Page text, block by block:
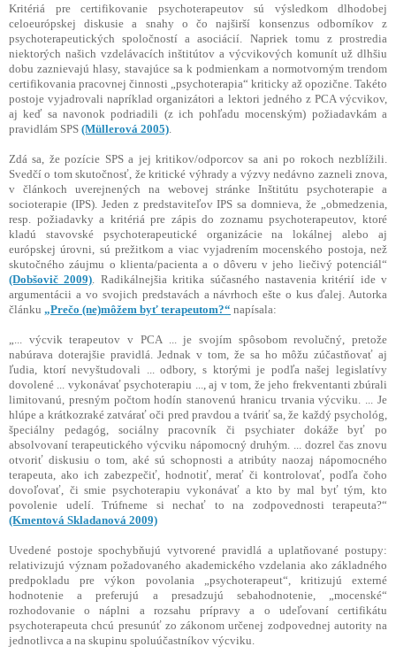
Kritériá pre certifikovanie psychoterapeutov sú výsledkom dlhodobej
celoeurópskej diskusie a snahy o čo najširší konsenzus odborníkov z
psychoterapeutických spoločností a asociácií. Napriek tomu z prostredia
niektorých našich vzdelávacích inštitútov a výcvikových komunít už dlhšiu
dobu zaznievajú hlasy, stavajúce sa k podmienkam a normotvorným trendom
certifikovania pracovnej činnosti „psychoterapia“ kriticky až opozične. Takéto
postoje vyjadrovali napríklad organizátori a lektori jedného z PCA výcvikov,
aj keď sa navonok podriadili (z ich pohľadu mocenským) požiadavkám a
pravidlám SPS (Müllerová 2005)
Zdá sa, že pozície SPS a jej kritikov/odporcov sa ani po rokoch nezblížili.
Svedčí o tom skutočnosť, že kritické výhrady a výzvy nedávno zazneli znova,
v článkoch uverejnených na webovej stránke Inštitútu psychoterapie a
socioterapie (IPS). Jeden z predstaviteľov IPS sa domnieva, že „obmedzenia,
resp. požiadavky a kritériá pre zápis do zoznamu psychoterapeutov, ktoré
kladú stavovské psychoterapeutické organizácie na lokálnej alebo aj
európskej úrovni, sú prežitkom a viac vyjadrením mocenského postoja, než
skutočného záujmu o klienta/pacienta a o dôveru v jeho liečivý potenciál“
(Dobšovič 2009) . Radikálnejšia kritika súčasného nastavenia kritérií ide v
argumentácii a vo svojich predstavách a návrhoch ešte o kus ďalej. Autorka
článku „Prečo (ne)môžem byť terapeutom?“ napísala:
„... výcvik terapeutov v PCA ... je svojím spôsobom revolučný, pretože
nabúrava doterajšie pravidlá. Jednak v tom, že sa ho môžu zúčastňovať aj
ľudia, ktorí nevyštudovali ... odbory, s ktorými je podľa našej legislatívy
dovolené ... vykonávať psychoterapiu ..., aj v tom, že jeho frekventanti zbúrali
limitovanú, presným počtom hodín stanovenú hranicu trvania výcviku. ... Je
hlúpe a krátkozraké zatvárať oči pred pravdou a tváriť sa, že každý psychológ,
špeciálny pedagóg, sociálny pracovník či psychiater dokáže byť po
absolvovaní terapeutického výcviku nápomocný druhým. ... dozrel čas znovu
otvoriť diskusiu o tom, aké sú schopnosti a atribúty naozaj nápomocného
terapeuta, ako ich zabezpečiť, hodnotiť, merať či kontrolovať, podľa čoho
dovoľovať, či smie psychoterapiu vykonávať a kto by mal byť tým, kto
povolenie udelí. Trúfneme si nechať to na zodpovednosti terapeuta?“
(Kmentová Skladanová 2009)
Uvedené postoje spochybňujú vytvorené pravidlá a uplatňované postupy:
relativizujú význam požadovaného akademického vzdelania ako základného
predpokladu pre výkon povolania „psychoterapeut“, kritizujú externé
hodnotenie a preferujú a presadzujú sebahodnotenie, „mocenské“
rozhodovanie o náplni a rozsahu prípravy a o udeľovaní certifikátu
psychoterapeuta chcú presunúť zo zákonom určenej zodpovednej autority na
jednotlivca a na skupinu spoluúčastníkov výcviku.